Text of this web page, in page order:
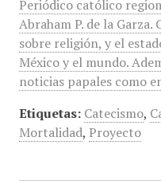
Periódico católico
Abraham P. de la
sobre religión, y el
México y el mundo.
noticias papales como
Etiquetas: Catecismo,
Mortalidad, Proyecto